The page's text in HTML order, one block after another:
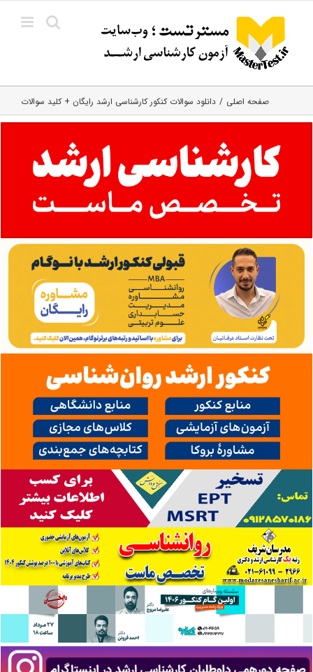
content
صفحه اصلی دانلود سوالات کنکور کارشناسی ارشد رایگان + کلید سوالات